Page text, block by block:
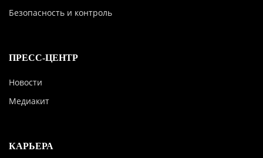
Безопасность и контроль
ПРЕСС-ЦЕНТР
Новости
Медиакит
КАРЬЕРА